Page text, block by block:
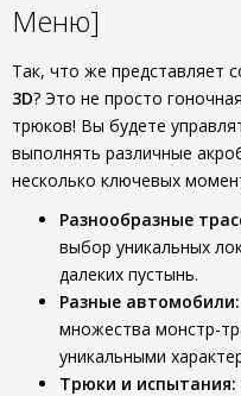
Меню]
Так, что же представляет
3D? Это не просто
трюков! Вы будете
выполнять различные
несколько ключевых
Разнообразные
выбор уникальных
далеких пустынь.
Разные автомобили:
множества монстр-
уникальными
Трюки и испытания: